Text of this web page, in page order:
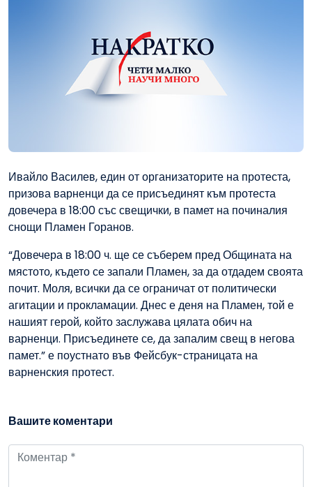
Ивайло Василев, един от организаторите на протеста,
призова варненци да се присъединят към протеста
довечера в 18:00 със свещички, в памет на починалия
снощи Пламен Горанов.
“Довечера в 18:00 ч. ще се съберем пред Общината на
мястото, където се запали Пламен, за да отдадем своята
почит. Моля, всички да се ограничат от политически
агитации и прокламации. Днес е деня на Пламен, той е
нашият герой, който заслужава цялата обич на
варненци. Присъединете се, да запалим свещ в негова
памет.” е поустнато във Фейсбук-страницата на
варненския протест.
Вашите коментари